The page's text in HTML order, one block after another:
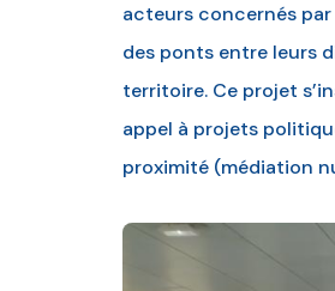
acteurs concernés
des ponts entre leurs
territoire. Ce projet
appel à projets
proximité (médiation